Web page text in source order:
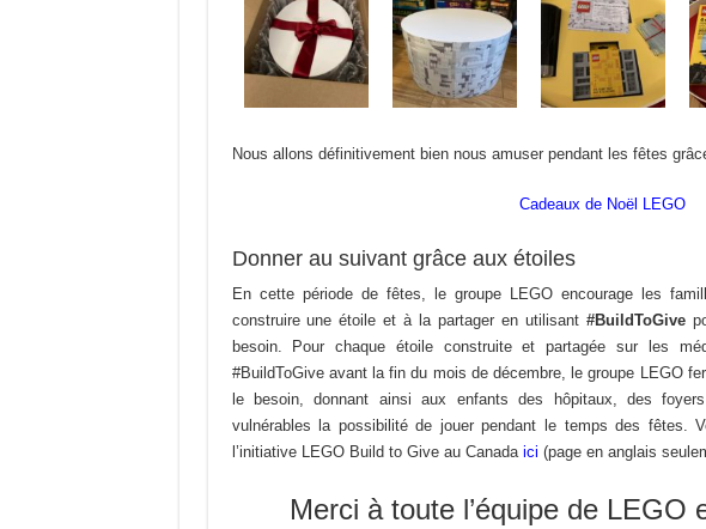
Nous allons définitivement bien nous amuser pendant les fêtes
Cadeaux de Noël LEGO
Donner au suivant grâce aux étoiles
En cette période de fêtes, le groupe LEGO encourage les
construire une étoile et à la partager en utilisant #BuildToGive
besoin. Pour chaque étoile construite et partagée sur les
#BuildToGive avant la fin du mois de décembre, le groupe LEGO
le besoin, donnant ainsi aux enfants des hôpitaux, des
vulnérables la possibilité de jouer pendant le temps des fêtes.
l’initiative LEGO Build to Give au Canada ici (page en anglais
Merci à toute l’équipe de LEGO